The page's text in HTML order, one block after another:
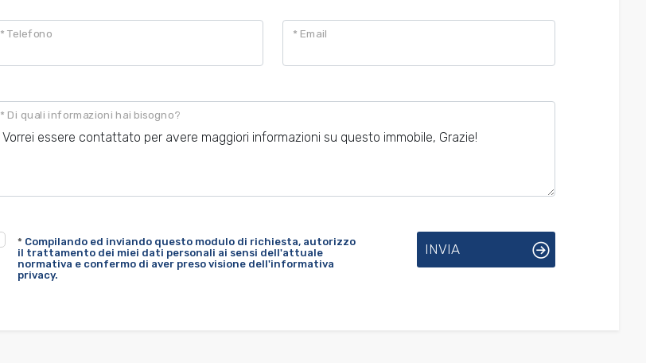
* Telefono * Email
* Di quali informazioni hai bisogno?
* Compilando ed inviando questo modulo di richiesta, autorizzo
il trattamento dei miei dati personali ai sensi dell'attuale
normativa e confermo di aver preso visione dell'informativa
privacy.
INVIA